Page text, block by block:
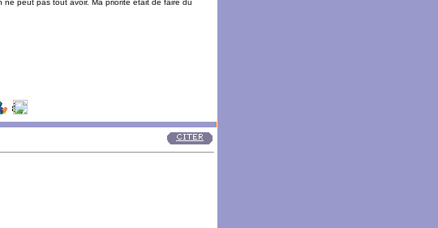
peut pas tout avoir. Ma priorité était de faire du